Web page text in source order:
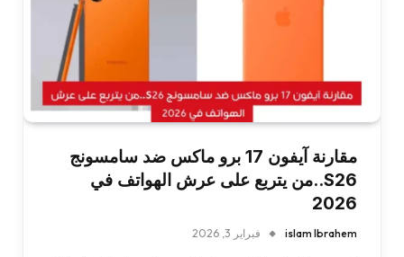
مقارنة آيفون 17 برو ماكس ضد سامسونج
S26..من يتربع على عرش الهواتف في
2026
islam Ibrahem فبراير 3, 2026